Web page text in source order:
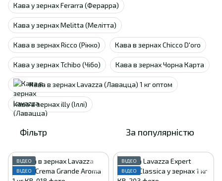
Кава у зернах Ferarra (Ферарра)
Кава у зернах Melitta (Мелітта)
Кава в зернах Ricco (Рікко) Кава в зернах Chicco D'oro
Кава у зернах Tchibo (Чібо) Кава в зернах Чорна Карта
Кава в зернах Lavazza (Лавацца) 1 кг оптом
Кава в зернах illy (Іллі)
Фільтр За популярністю
ВІДЕО
ВІДЕО
ВІДЕО
ВІДЕО